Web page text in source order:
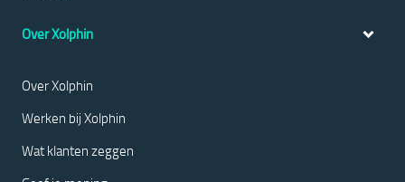
Over Xolphin
Over Xolphin
Werken bij Xolphin
Wat klanten zeggen